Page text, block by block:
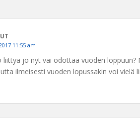
11:55 am
liittyä jo nyt vai odottaa vuoden loppuun?
ilmeisesti vuoden lopussakin voi vielä